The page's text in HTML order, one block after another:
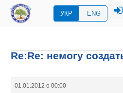
УКР ENG
Re:Re: немогу
01.01.2012 о 00:00